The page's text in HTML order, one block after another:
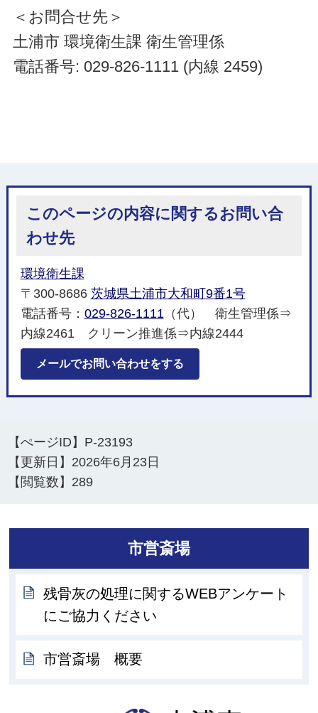
＜お問合せ先＞
土浦市 環境衛生課 衛生管理係
電話番号: 029-826-1111 (内線 2459)
このページの内容に関するお問い合
わせ先
環境衛生課
〒300-8686 茨城県土浦市大和町9番1号
電話番号： 029-826-1111（代） 衛生管理係⇒
内線2461 クリーン推進係⇒内線2444
メールでお問い合わせをする
【ぺージID】 P-23193
【更新日】 2026年6月23日
【閲覧数】 289
市営斎場
残骨灰の処理に関するWEBアンケート
にご協力ください
市営斎場 概要